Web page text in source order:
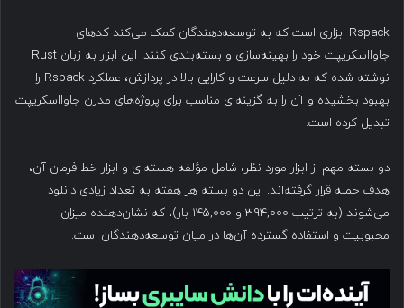
Rspack ابزاری است که به توسعه‌دهندگان کمک می‌کند کدهای
جاوااسکریپت خود را بهینه‌سازی و بسته‌بندی کنند. این ابزار به زبان Rust
نوشته شده که به دلیل سرعت و کارایی بالا در پردازش، عملکرد Rspack را
بهبود بخشیده و آن را به گزینه‌ای مناسب برای پروژه‌های مدرن جاوااسکریپت
تبدیل کرده است.
دو بسته مهم از ابزار مورد نظر، شامل مؤلفه هسته‌ای و ابزار خط فرمان آن،
هدف حمله قرار گرفته‌اند. این دو بسته هر هفته به تعداد زیادی دانلود
می‌شوند (به ترتیب ۳۹۴,۰۰۰ و ۱۴۵,۰۰۰ بار)، که نشان‌دهنده میزان
محبوبیت و استفاده گسترده آن‌ها در میان توسعه‌دهندگان است.